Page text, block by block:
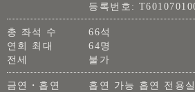
등록번호:
총 좌석 수
66석
연회 최대
64명
전세
불가
금연・흡연
흡연 가능 흡연 전용